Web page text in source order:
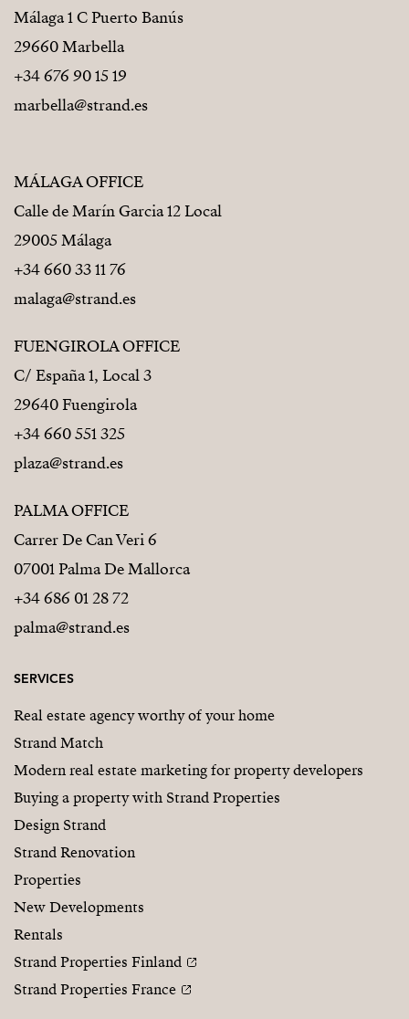
Málaga 1 C Puerto Banús
29660 Marbella
+34 676 90 15 19
marbella@strand.es
MÁLAGA OFFICE
Calle de Marín Garcia 12 Local
29005 Málaga
+34 660 33 11 76
malaga@strand.es
FUENGIROLA OFFICE
C/ España 1, Local 3
29640 Fuengirola
+34 660 551 325
plaza@strand.es
PALMA OFFICE
Carrer De Can Veri 6
07001 Palma De Mallorca
+34 686 01 28 72
palma@strand.es
SERVICES
Real estate agency worthy of your home
Strand Match
Modern real estate marketing for property developers
Buying a property with Strand Properties
Design Strand
Strand Renovation
Properties
New Developments
Rentals
Strand Properties Finland
Strand Properties France